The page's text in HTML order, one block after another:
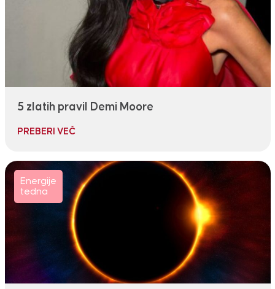
5 zlatih pravil Demi Moore
PREBERI VEČ
Energije
tedna